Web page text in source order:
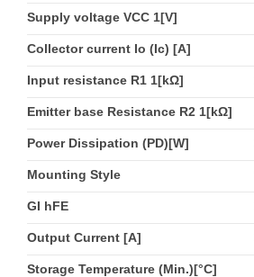
Supply voltage VCC 1[V]
Collector current Io (Ic) [A]
Input resistance R1 1[kΩ]
Emitter base Resistance R2 1[kΩ]
Power Dissipation (PD)[W]
Mounting Style
GI hFE
Output Current [A]
Storage Temperature (Min.)[°C]